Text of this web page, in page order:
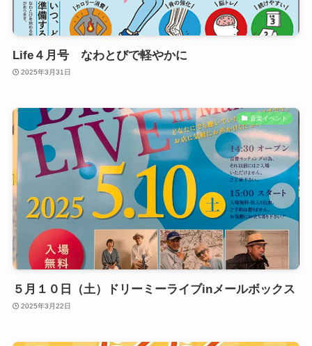
Life４月号 なわとびで軽やかに
2025年3月31日
音楽イベント
５月１０日（土）ドリーミーライブinメールボックス
2025年3月22日